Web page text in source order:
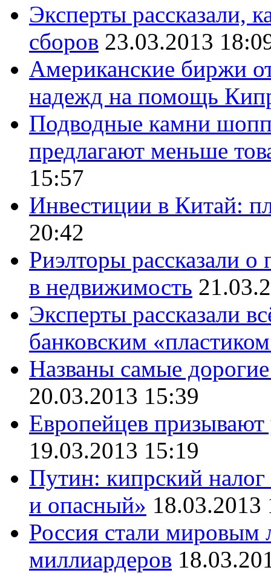
Эксперты рассказали,
сборов 23.03.2013
Американские биржи
надежд на помощь
Подводные камни
предлагают меньше
15:57
Инвестиции в Китай:
20:42
Риэлторы рассказали
в недвижимость
Эксперты рассказали
банковским
Названы самые
20.03.2013 15:39
Европейцев призывают
19.03.2013 15:19
Путин: кипрский
и опасный» 18.03.2013
Россия стали мировым
миллиардеров